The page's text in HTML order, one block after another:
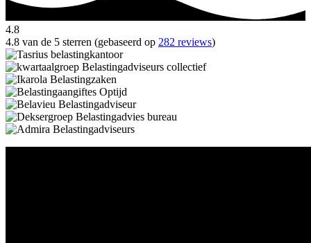
4.8
4.8 van de 5 sterren (gebaseerd op 282 reviews)